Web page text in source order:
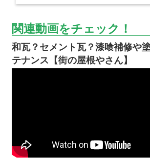
関連動画をチェック！
和瓦？セメント瓦？漆喰補修や
テナンス【街の屋根やさん】